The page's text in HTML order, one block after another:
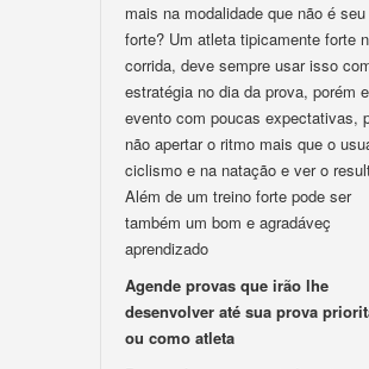
mais na modalidade que não é
forte? Um atleta tipicamente forte
corrida, deve sempre usar isso
estratégia no dia da prova, porém
evento com poucas expectativas,
não apertar o ritmo mais que o
ciclismo e na natação e ver o
Além de um treino forte pode ser
também um bom e agradáveç
aprendizado
Agende provas que irão lhe
desenvolver até sua prova
ou como atleta